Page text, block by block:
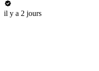
il y a 2 jours